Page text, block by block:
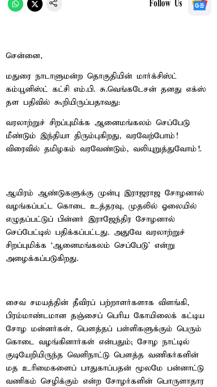
Follow Us
சென்னை,
மதுரை நாடாளுமன்ற தொகுதியின் மார்க்சிஸ்ட்
கம்யூனிஸ்ட் கட்சி எம்.பி. சு.வெங்கடேசன் தனது எக்ஸ்
தள பதிவில் கூறியிருப்பதாவது:
வரலாற்றுச் சிறப்புமிக்க ஆனைமங்கலம் செப்பேடு
மீண்டும் இந்தியா திரும்புகிறது, வரவேற்போம்!
விரைவில் தமிழகம் வரவேண்டும், வலியுறுத்துவோம்!.
ஆயிரம் ஆண்டுகளுக்கு முன்பு இராஜராஜ சோழனால்
வழங்கப்பட்ட கொடை உத்தரவு, முதலில் ஓலையில்
எழுதப்பட்டுப் பின்னர் இராஜேந்திர சோழனால்
செப்பேட்டில் பதிக்கப்பட்டது. அதுவே வரலாற்றுச்
சிறப்புமிக்க ‘ஆனைமங்கலம் செப்பேடு’ என்று
அழைக்கப்படுகிறது.
சைவ சமயத்தின் தீவிரப் பற்றாளர்களாக விளங்கி,
பிரம்மாண்டமான தஞ்சைப் பெரிய கோயிலைக் கட்டிய
சோழ மன்னர்கள், பௌத்தப் பள்ளிகளுக்கும் பெரும்
கொடை வழங்கினார்கள் என்பதும்; சோழ நாட்டில்
குடியேறியிருந்த வெளிநாட்டு பௌத்த வணிகர்களின்
மத உரிமைகளைப் பாதுகாப்பதன் மூலமே பன்னாட்டு
வணிகம் செழிக்கும் என்ற சோழர்களின் பொருளாதார